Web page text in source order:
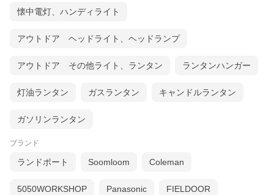
懐中電灯、ハンディライト
アウトドア ヘッドライト、ヘッドランプ
アウトドア その他ライト、ランタン ランタンハンガー
灯油ランタン ガスランタン キャンドルランタン
ガソリンランタン
ブランド
ランドポート Soomloom Coleman
5050WORKSHOP Panasonic FIELDOOR